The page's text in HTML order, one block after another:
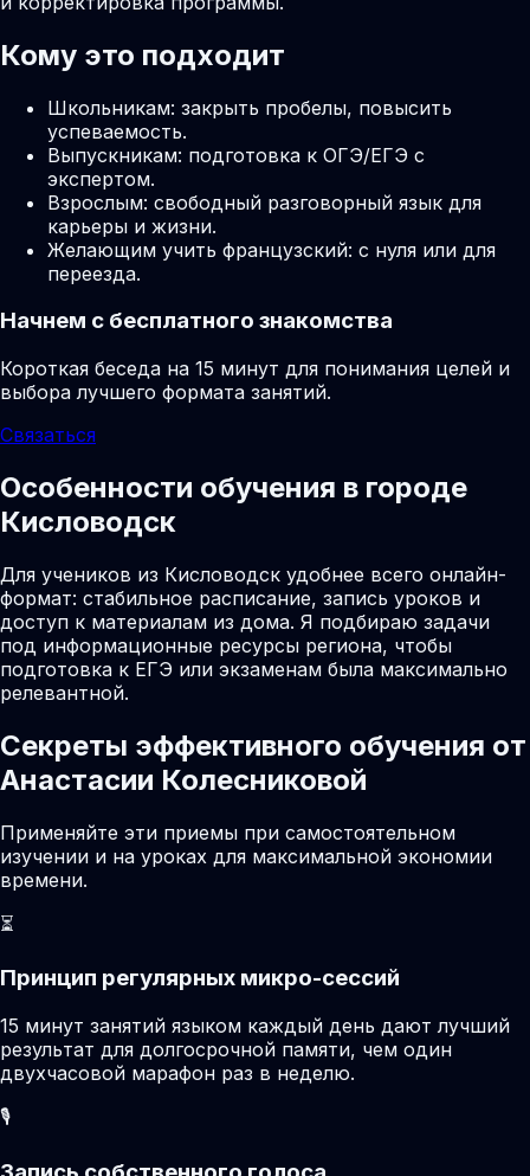
Кому это подходит
Школьникам: закрыть пробелы, повысить
успеваемость.
Выпускникам: подготовка к ОГЭ/ЕГЭ с
экспертом.
Взрослым: свободный разговорный язык для
карьеры и жизни.
Желающим учить французский: с нуля или для
переезда.
Начнем с бесплатного знакомства
Короткая беседа на 15 минут для понимания целей и
выбора лучшего формата занятий.
Связаться
Особенности обучения в городе
Кисловодск
Для учеников из Кисловодск удобнее всего онлайн-
формат: стабильное расписание, запись уроков и
доступ к материалам из дома. Я подбираю задачи
под информационные ресурсы региона, чтобы
подготовка к ЕГЭ или экзаменам была максимально
релевантной.
Секреты эффективного обучения от
Анастасии Колесниковой
Применяйте эти приемы при самостоятельном
изучении и на уроках для максимальной экономии
времени.
⏳
Принцип регулярных микро-сессий
15 минут занятий языком каждый день дают лучший
результат для долгосрочной памяти, чем один
двухчасовой марафон раз в неделю.
🎙️